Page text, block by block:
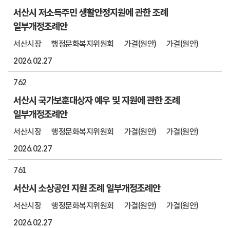
서산시 저소득주민 생활안정지원에 관한 조례
일부개정조례안
서산시장 행정문화복지위원회 가결(원안)
가결(원안)
2026.02.27
762
서산시 국가보훈대상자 예우 및 지원에 관한 조례
일부개정조례안
서산시장 행정문화복지위원회 가결(원안)
가결(원안)
2026.02.27
761
서산시 소상공인 지원 조례 일부개정조례안
서산시장 행정문화복지위원회 가결(원안)
가결(원안)
2026.02.27